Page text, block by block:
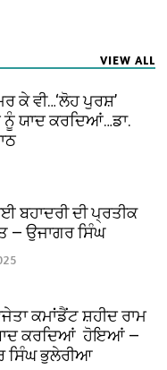
VIEW ALL
ਕੇ ਵੀ…‘ਲੋਹ ਪੁਰਸ਼’
ਯਾਦ ਕਰਦਿਆਂ…ਡਾ.
ਬਹਾਦਰੀ ਦੀ ਪ੍ਰਤੀਕ
— ਉਜਾਗਰ ਸਿੰਘ
ਕਮਾਂਡੈਂਟ ਸ਼ਹੀਦ ਰਾਮ
ਕਰਦਿਆਂ ਹੋਇਆਂ —
ਸਿੰਘ ਭੁਲੇਰੀਆ